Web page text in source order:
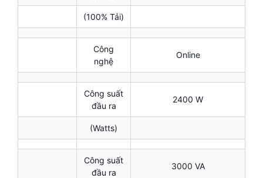
(100% Tải)
Công
nghệ
Online
Công suất
đầu ra
2400 W
(Watts)
Công suất
đầu ra
3000 VA